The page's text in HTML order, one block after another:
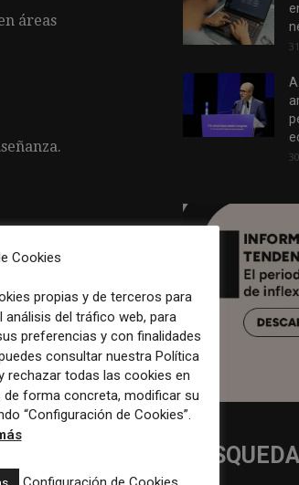
áreas
Medios,
en el proceso
educativa
BUSQUEDA
Cookies
propias y de terceros para
del tráfico web, para
preferencias y con finalidades
consultar nuestra Política
rechazar todas las cookies en
forma concreta, modificar su
“Configuración de Cookies”.